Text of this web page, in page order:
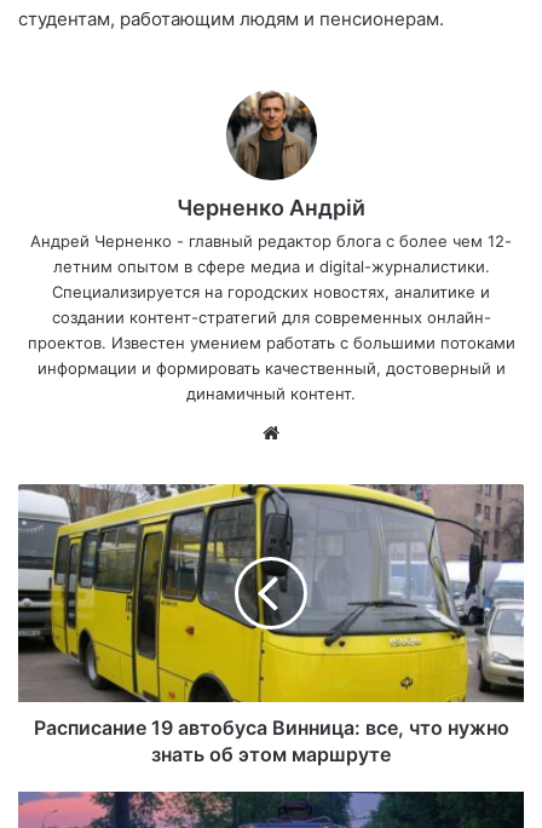
студентам, работающим людям и пенсионерам.
Черненко Андрій
Андрей Черненко - главный редактор блога с более чем 12-
летним опытом в сфере медиа и digital-журналистики.
Специализируется на городских новостях, аналитике и
создании контент-стратегий для современных онлайн-
проектов. Известен умением работать с большими потоками
информации и формировать качественный, достоверный и
динамичный контент.
Расписание 19 автобуса Винница: все, что нужно
знать об этом маршруте